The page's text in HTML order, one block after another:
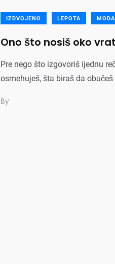
IZDVOJENO LEPOTA MODA
Ono što nosiš oko
Pre nego što izgovoriš ijednu
osmehuješ, šta biraš da
By